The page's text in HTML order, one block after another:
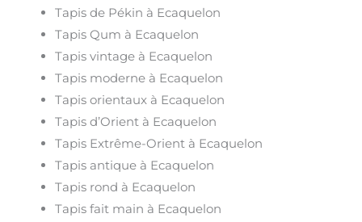
Tapis de Pékin à Ecaquelon
Tapis Qum à Ecaquelon
Tapis vintage à Ecaquelon
Tapis moderne à Ecaquelon
Tapis orientaux à Ecaquelon
Tapis d’Orient à Ecaquelon
Tapis Extrême-Orient à Ecaquelon
Tapis antique à Ecaquelon
Tapis rond à Ecaquelon
Tapis fait main à Ecaquelon